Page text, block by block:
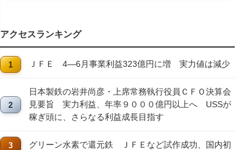
アクセスランキング
ＪＦＥ 4―6月事業利益323億円に増 実力値は減少
日本製鉄の岩井尚彦・上席常務執行役員ＣＦＯ決算会
見要旨 実力利益、年率９０００億円以上へ USSが
稼ぎ頭に、さらなる利益成長目指す
グリーン水素で還元鉄 ＪＦＥなど試作成功、国内初